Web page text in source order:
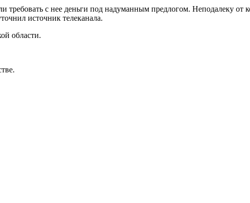
с нее деньги под надуманным предлогом. Неподалеку от
источник телеканала.
области.